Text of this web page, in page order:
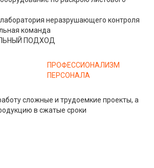
неразрушающего контроля
команда
ПОДХОД
ПРОФЕССИОНАЛИЗМ
ПЕРСОНАЛА
сложные и трудоемкие проекты, а
в сжатые сроки